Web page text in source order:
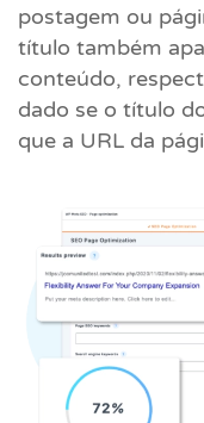
postagem ou
título também
conteúdo,
dado se o título
que a URL da